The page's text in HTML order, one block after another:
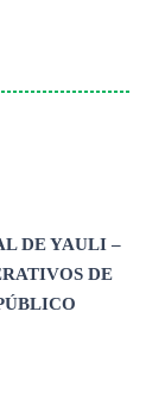
DE YAULI –
DE